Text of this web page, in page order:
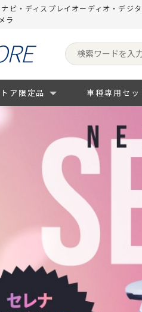
ビ・ディスプレイオーディオ・デジ
ラ
ア限定品 車種専用セッ